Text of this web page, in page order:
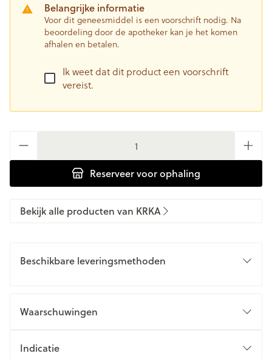
Belangrijke informatie
Voor dit geneesmiddel is een voorschrift nodig. Na
beoordeling door de apotheker kan je het komen
afhalen en betalen.
Ik weet dat dit product een voorschrift
vereist.
Reserveervoor ophaling
Bekijk alle producten van KRKA
Beschikbare leveringsmethoden
Waarschuwingen
Indicatie